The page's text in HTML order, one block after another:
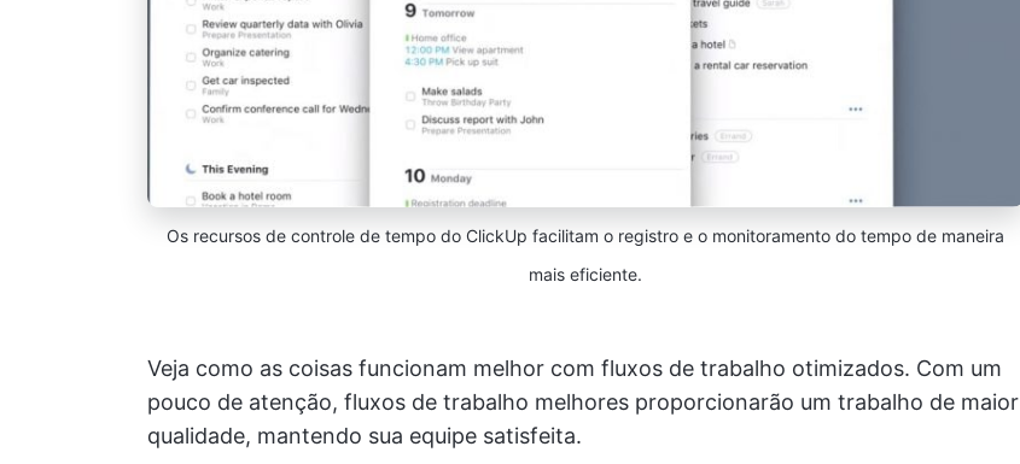
Os recursos de controle de tempo do ClickUp facilitam o registro e o monitoramento do tempo de maneira
mais eficiente.
Veja como as coisas funcionam melhor com fluxos de trabalho otimizados. Com um
pouco de atenção, fluxos de trabalho melhores proporcionarão um trabalho de maior
qualidade, mantendo sua equipe satisfeita.